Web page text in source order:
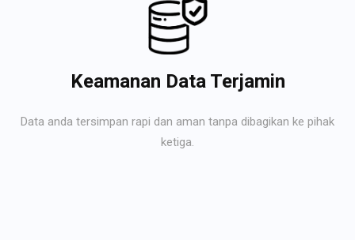
Keamanan Data Terjamin
Data anda tersimpan rapi dan aman tanpa dibagikan ke pihak
ketiga.